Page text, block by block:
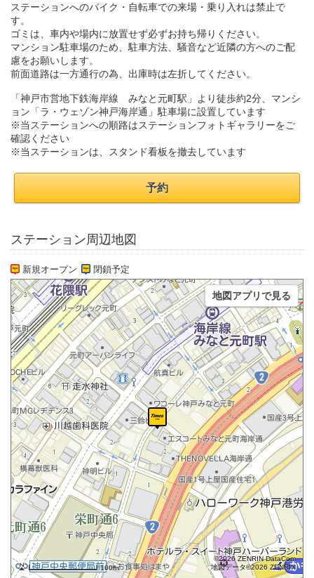
ステーションへのバイク・自転車での来場・乗り入れは禁止で
す。
ゴミは、車内や場内に放置せず必ずお持ち帰りください。
マンション駐車場のため、駐車方法、騒音など近隣の方へのご配
慮をお願いします。
前面道路は一方通行の為、出庫時は左折してください。
「神戸市営地下鉄海岸線 みなと元町駅」より徒歩約2分、マンシ
ョン「ラ・ウェゾン神戸海岸通」駐車場に設置しています
※当ステーションへの順路はステーションフォトギャラリーをご
確認ください
※当ステーションは、スタンド看板を撤去しています
予約
ステーション周辺地図
新規オープン 閉鎖予定
100m
©2026 ZENRIN DataCom
地図データ©2026 ZENRIN
地図アプリで見る